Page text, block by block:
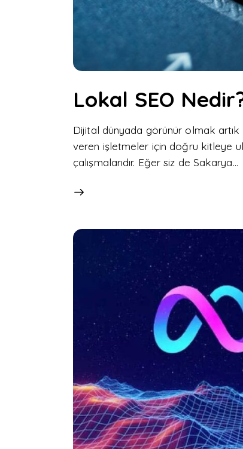
Lokal SEO
Dijital dünyada görünür olmak
veren işletmeler için doğru kitleye
çalışmalarıdır. Eğer siz de Sakarya…